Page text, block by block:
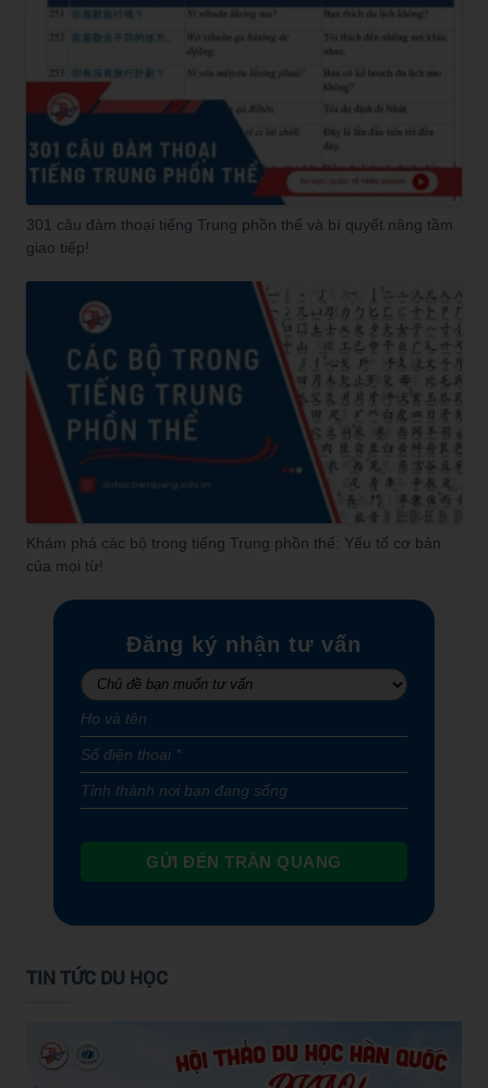
301 câu đàm thoại tiếng Trung phồn thể và bí quyết nâng tầm
giao tiếp!
Khám phá các bộ trong tiếng Trung phồn thể: Yếu tố cơ bản
của mọi từ!
Đăng ký nhận tư vấn
GỬI ĐẾN TRẦN QUANG
TIN TỨC DU HỌC